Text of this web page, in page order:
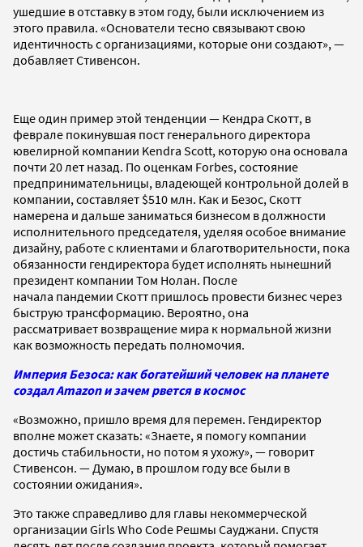
ушедшие в отставку в этом году, были исключением из
этого правила. «Основатели тесно связывают свою
идентичность с организациями, которые они создают», —
добавляет Стивенсон.
Еще один пример этой тенденции — Кендра Скотт, в
феврале покинувшая пост генерального директора
ювелирной компании Kendra Scott, которую она основала
почти 20 лет назад. По оценкам Forbes, состояние
предпринимательницы, владеющей контрольной долей в
компании, составляет $510 млн. Как и Безос, Скотт
намерена и дальше заниматься бизнесом в должности
исполнительного председателя, уделяя особое внимание
дизайну, работе с клиентами и благотворительности, пока
обязанности гендиректора будет исполнять нынешний
президент компании Том Нолан. После
начала пандемии Скотт пришлось провести бизнес через
быструю трансформацию. Вероятно, она
рассматривает возвращение мира к нормальной жизни
как возможность передать полномочия.
Империя Безоса: как богатейший человек на планете
создал Amazon и зачем рвется в космос
«Возможно, пришло время для перемен. Гендиректор
вполне может сказать: «Знаете, я помогу компании
достичь стабильности, но потом я ухожу», — говорит
Стивенсон. — Думаю, в прошлом году все были в
состоянии ожидания».
Это также справедливо для главы некоммерческой
организации Girls Who Code Решмы Сауджани. Спустя